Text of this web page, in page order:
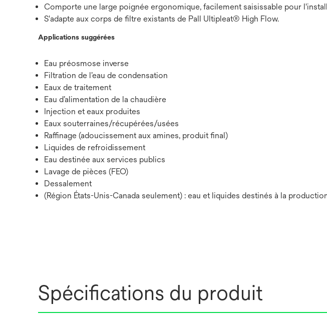
Comporte une large poignée ergonomique, facilement saisissable pour
S'adapte aux corps de filtre existants de Pall Ultipleat® High Flow.
Applications suggérées
Eau préosmose inverse
Filtration de l’eau de condensation
Eaux de traitement
Eau d’alimentation de la chaudière
Injection et eaux produites
Eaux souterraines/récupérées/usées
Raffinage (adoucissement aux amines, produit final)
Liquides de refroidissement
Eau destinée aux services publics
Lavage de pièces (FEO)
Dessalement
(Région États-Unis-Canada seulement) : eau et liquides destinés à la
Spécifications du produit